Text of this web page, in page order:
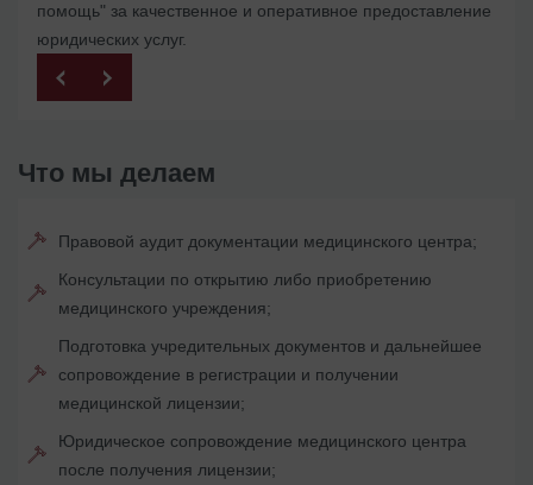
помощь" за качественное и оперативное предоставление
юридических услуг.
Что мы делаем
Правовой аудит документации медицинского центра;
Консультации по открытию либо приобретению
медицинского учреждения;
Подготовка учредительных документов и дальнейшее
сопровождение в регистрации и получении
медицинской лицензии;
Юридическое сопровождение медицинского центра
после получения лицензии;